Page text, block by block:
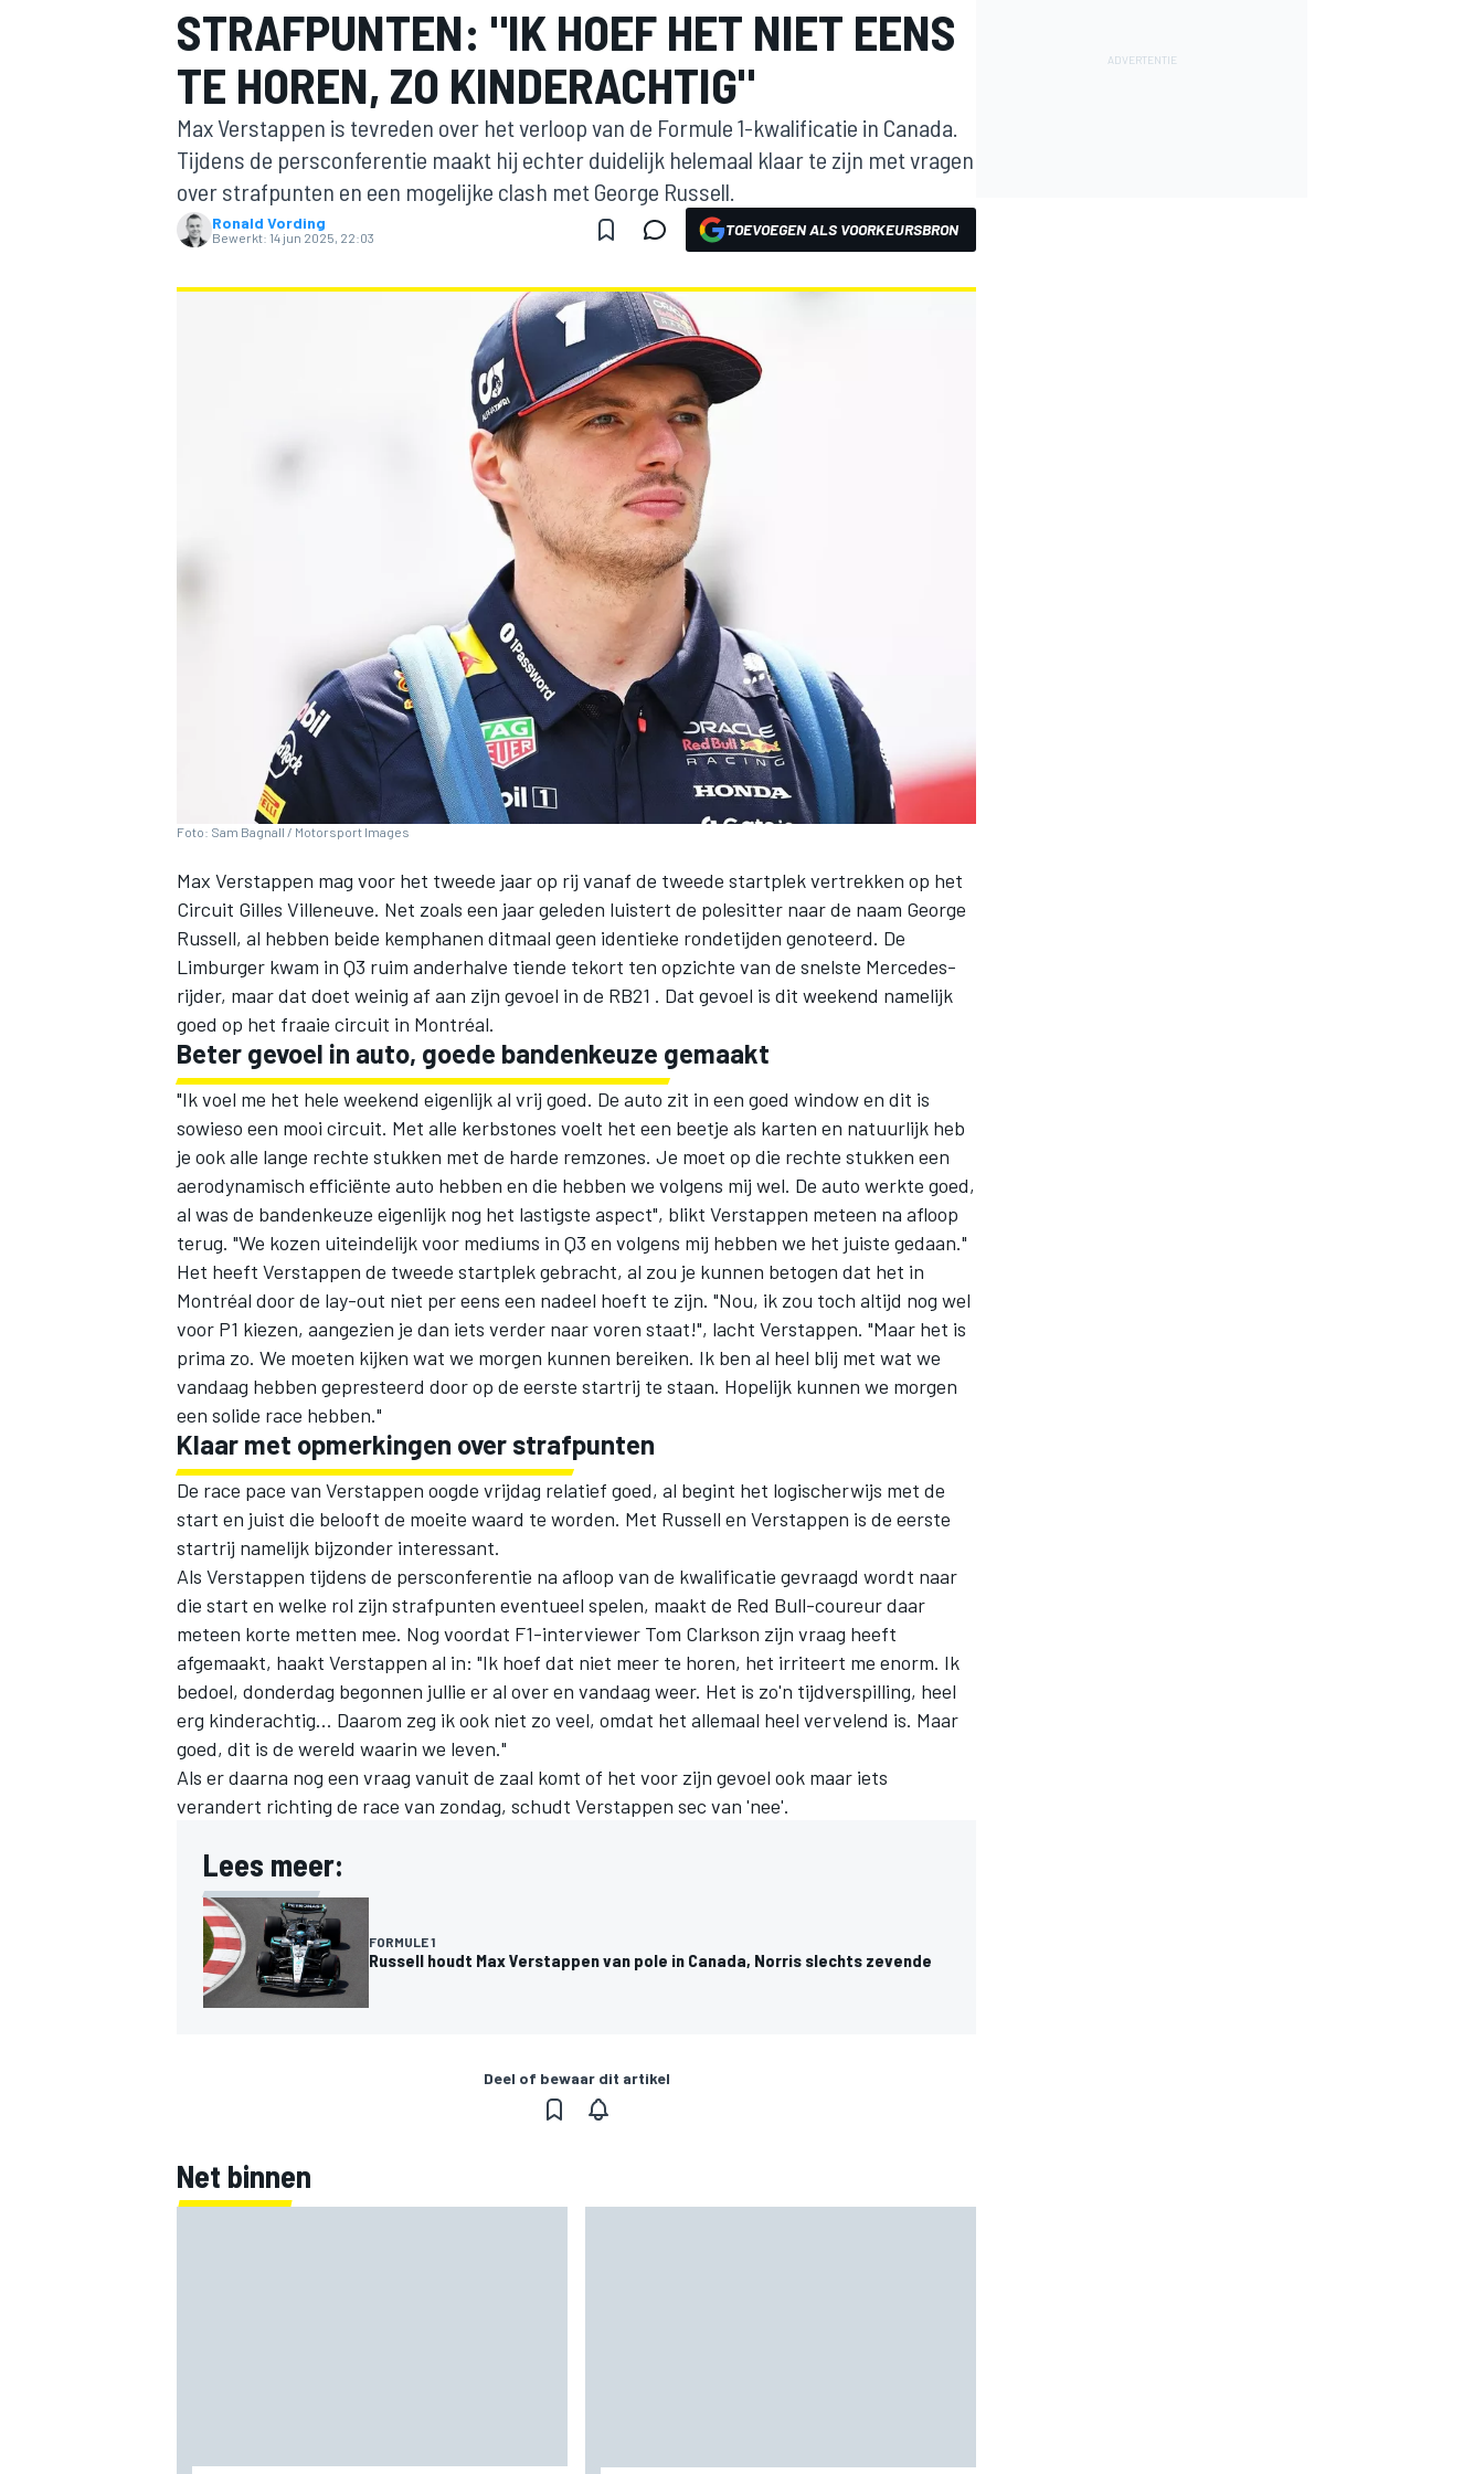
MOTOGP
WEC DTM
STRAFPUNTEN: "IK HOEF HET NIET EENS
TE HOREN, ZO KINDERACHTIG"
Max Verstappen is tevreden over het verloop van de Formule 1-kwalificatie in Canada.
Tijdens de persconferentie maakt hij echter duidelijk helemaal klaar te zijn met vragen
over strafpunten en een mogelijke clash met George Russell.
Ronald Vording
Bewerkt: 14 jun 2025, 22:03 TOEVOEGEN ALS VOORKEURSBRON
Foto: Sam Bagnall / Motorsport Images
Max Verstappen mag voor het tweede jaar op rij vanaf de tweede startplek vertrekken op het
Circuit Gilles Villeneuve. Net zoals een jaar geleden luistert de polesitter naar de naam George
Russell, al hebben beide kemphanen ditmaal geen identieke rondetijden genoteerd. De
Limburger kwam in Q3 ruim anderhalve tiende tekort ten opzichte van de snelste Mercedes-
rijder, maar dat doet weinig af aan zijn gevoel in de RB21 . Dat gevoel is dit weekend namelijk
goed op het fraaie circuit in Montréal.
Beter gevoel in auto, goede bandenkeuze gemaakt
"Ik voel me het hele weekend eigenlijk al vrij goed. De auto zit in een goed window en dit is
sowieso een mooi circuit. Met alle kerbstones voelt het een beetje als karten en natuurlijk heb
je ook alle lange rechte stukken met de harde remzones. Je moet op die rechte stukken een
aerodynamisch efficiënte auto hebben en die hebben we volgens mij wel. De auto werkte goed,
al was de bandenkeuze eigenlijk nog het lastigste aspect", blikt Verstappen meteen na afloop
terug. "We kozen uiteindelijk voor mediums in Q3 en volgens mij hebben we het juiste gedaan."
Het heeft Verstappen de tweede startplek gebracht, al zou je kunnen betogen dat het in
Montréal door de lay-out niet per eens een nadeel hoeft te zijn. "Nou, ik zou toch altijd nog wel
voor P1 kiezen, aangezien je dan iets verder naar voren staat!", lacht Verstappen. "Maar het is
prima zo. We moeten kijken wat we morgen kunnen bereiken. Ik ben al heel blij met wat we
vandaag hebben gepresteerd door op de eerste startrij te staan. Hopelijk kunnen we morgen
een solide race hebben."
Klaar met opmerkingen over strafpunten
De race pace van Verstappen oogde vrijdag relatief goed, al begint het logischerwijs met de
start en juist die belooft de moeite waard te worden. Met Russell en Verstappen is de eerste
startrij namelijk bijzonder interessant.
Als Verstappen tijdens de persconferentie na afloop van de kwalificatie gevraagd wordt naar
die start en welke rol zijn strafpunten eventueel spelen, maakt de Red Bull-coureur daar
meteen korte metten mee. Nog voordat F1-interviewer Tom Clarkson zijn vraag heeft
afgemaakt, haakt Verstappen al in: "Ik hoef dat niet meer te horen, het irriteert me enorm. Ik
bedoel, donderdag begonnen jullie er al over en vandaag weer. Het is zo'n tijdverspilling, heel
erg kinderachtig... Daarom zeg ik ook niet zo veel, omdat het allemaal heel vervelend is. Maar
goed, dit is de wereld waarin we leven."
Als er daarna nog een vraag vanuit de zaal komt of het voor zijn gevoel ook maar iets
verandert richting de race van zondag, schudt Verstappen sec van 'nee'.
Lees meer:
FORMULE 1
Russell houdt Max Verstappen van pole in Canada, Norris slechts zevende
Deel of bewaar dit artikel
Net binnen